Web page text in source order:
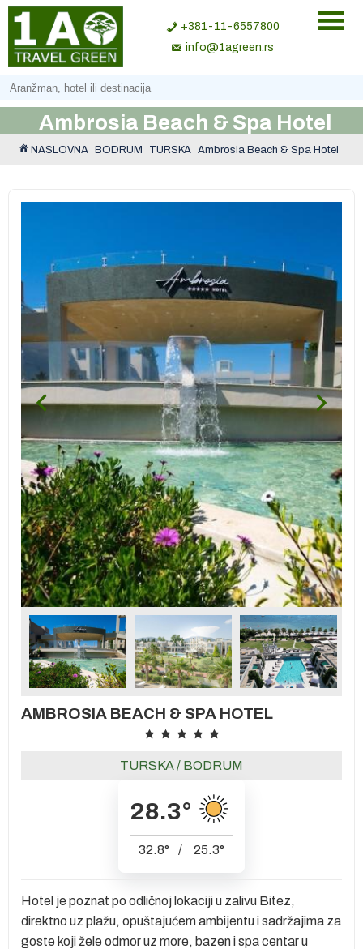
+381-11-6557800
info@1agreen.rs
Ambrosia Beach & Spa Hotel
NASLOVNA BODRUM TURSKA Ambrosia Beach & Spa Hotel
AMBROSIA BEACH & SPA HOTEL
TURSKA/ BODRUM
28.3°
32.8° / 25.3°
Hotel je poznat po odličnoj lokaciji u zalivu Bitez,
direktno uz plažu, opuštajućem ambijentu i sadržajima za
goste koji žele odmor uz more, bazen i spa centar u